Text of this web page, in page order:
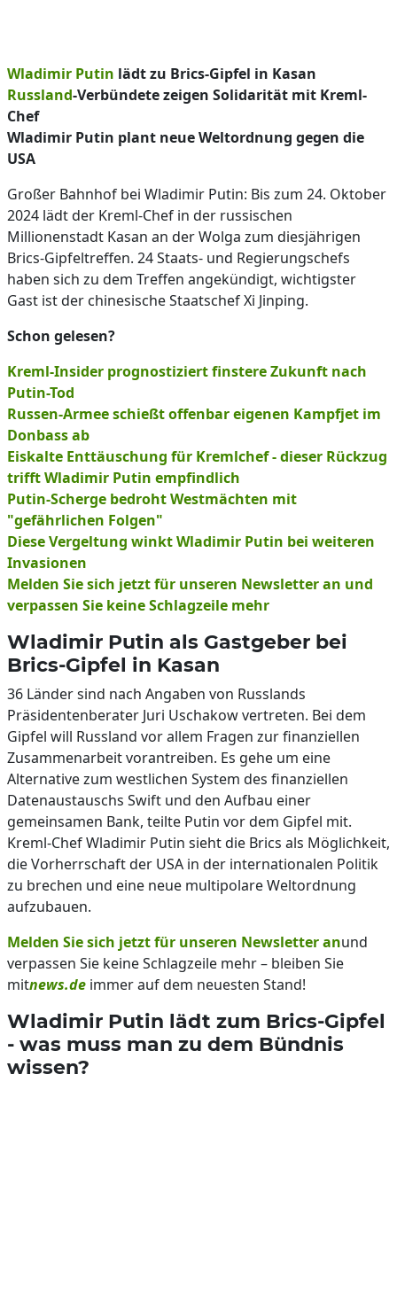
Wladimir Putin lädt zu Brics-Gipfel in Kasan
Russland-Verbündete zeigen Solidarität mit Kreml-
Chef
Wladimir Putin plant neue Weltordnung gegen die
USA
Großer Bahnhof bei Wladimir Putin: Bis zum 24. Oktober
2024 lädt der Kreml-Chef in der russischen
Millionenstadt Kasan an der Wolga zum diesjährigen
Brics-Gipfeltreffen. 24 Staats- und Regierungschefs
haben sich zu dem Treffen angekündigt, wichtigster
Gast ist der chinesische Staatschef Xi Jinping.
Schon gelesen?
Kreml-Insider prognostiziert finstere Zukunft nach
Putin-Tod
Russen-Armee schießt offenbar eigenen Kampfjet im
Donbass ab
Eiskalte Enttäuschung für Kremlchef - dieser Rückzug
trifft Wladimir Putin empfindlich
Putin-Scherge bedroht Westmächten mit
"gefährlichen Folgen"
Diese Vergeltung winkt Wladimir Putin bei weiteren
Invasionen
Melden Sie sich jetzt für unseren Newsletter an und
verpassen Sie keine Schlagzeile mehr
Wladimir Putin als Gastgeber bei
Brics-Gipfel in Kasan
36 Länder sind nach Angaben von Russlands
Präsidentenberater Juri Uschakow vertreten. Bei dem
Gipfel will Russland vor allem Fragen zur finanziellen
Zusammenarbeit vorantreiben. Es gehe um eine
Alternative zum westlichen System des finanziellen
Datenaustauschs Swift und den Aufbau einer
gemeinsamen Bank, teilte Putin vor dem Gipfel mit.
Kreml-Chef Wladimir Putin sieht die Brics als Möglichkeit,
die Vorherrschaft der USA in der internationalen Politik
zu brechen und eine neue multipolare Weltordnung
aufzubauen.
Melden Sie sich jetzt für unseren Newsletter anund
verpassen Sie keine Schlagzeile mehr – bleiben Sie
mitnews.de immer auf dem neuesten Stand!
Wladimir Putin lädt zum Brics-Gipfel
- was muss man zu dem Bündnis
wissen?